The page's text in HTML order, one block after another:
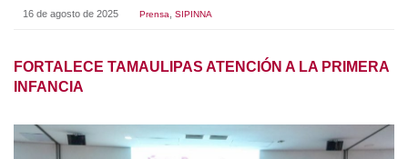
16 de agosto de 2025 Prensa,SIPINNA
FORTALECE TAMAULIPAS ATENCIÓN A LA PRIMERA
INFANCIA